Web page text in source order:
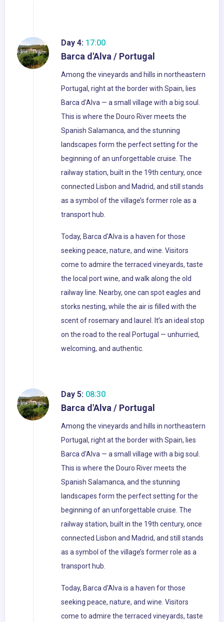
Day 4: 17:00
Barca d'Alva / Portugal
Among the vineyards and hills in northeastern
Portugal, right at the border with Spain, lies
Barca d'Alva — a small village with a big soul.
This is where the Douro River meets the
Spanish Salamanca, and the stunning
landscapes form the perfect setting for the
beginning of an unforgettable cruise. The
railway station, built in the 19th century, once
connected Lisbon and Madrid, and still stands
as a symbol of the village’s former role as a
transport hub.
Today, Barca d'Alva is a haven for those
seeking peace, nature, and wine. Visitors
come to admire the terraced vineyards, taste
the local port wine, and walk along the old
railway line. Nearby, one can spot eagles and
storks nesting, while the air is filled with the
scent of rosemary and laurel. It’s an ideal stop
on the road to the real Portugal — unhurried,
welcoming, and authentic.
Day 5: 08:30
Barca d'Alva / Portugal
Among the vineyards and hills in northeastern
Portugal, right at the border with Spain, lies
Barca d'Alva — a small village with a big soul.
This is where the Douro River meets the
Spanish Salamanca, and the stunning
landscapes form the perfect setting for the
beginning of an unforgettable cruise. The
railway station, built in the 19th century, once
connected Lisbon and Madrid, and still stands
as a symbol of the village’s former role as a
transport hub.
Today, Barca d'Alva is a haven for those
seeking peace, nature, and wine. Visitors
come to admire the terraced vineyards, taste